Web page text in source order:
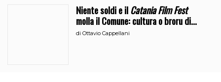
Niente soldi e ilCatania Film Fest
molla il Comune: cultura o broru di
ciciri?
diOttavio Cappellani